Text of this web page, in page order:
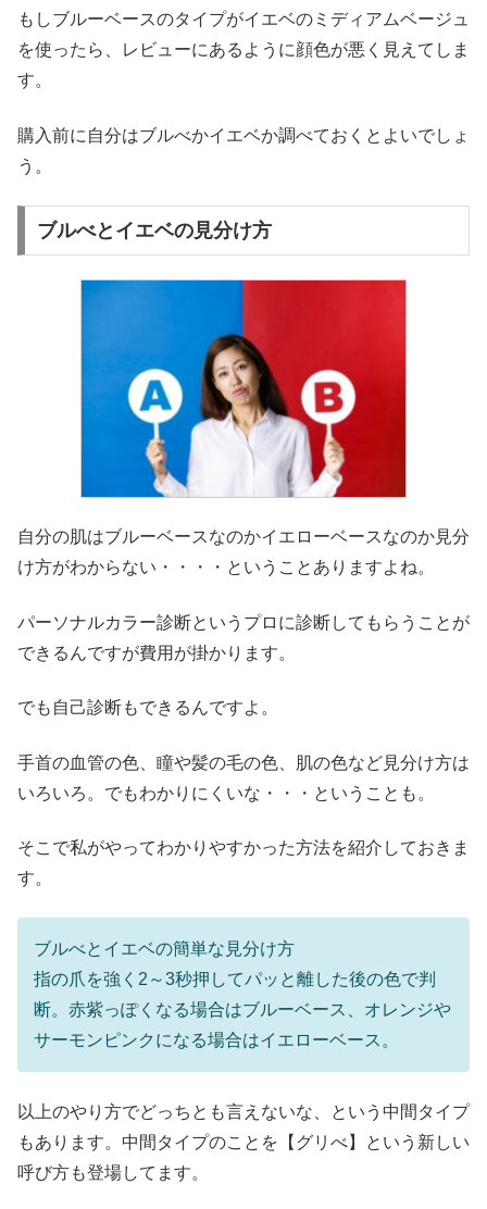
もしブルーベースのタイプがイエベのミディアムベージュ
を使ったら、レビューにあるように顔色が悪く見えてしま
す。
購入前に自分はブルべかイエベか調べておくとよいでしょ
う。
ブルべとイエベの見分け方
自分の肌はブルーベースなのかイエローベースなのか見分
け方がわからない・・・・ということありますよね。
パーソナルカラー診断というプロに診断してもらうことが
できるんですが費用が掛かります。
でも自己診断もできるんですよ。
手首の血管の色、瞳や髪の毛の色、肌の色など見分け方は
いろいろ。でもわかりにくいな・・・ということも。
そこで私がやってわかりやすかった方法を紹介しておきま
す。
ブルべとイエベの簡単な見分け方
指の爪を強く2～3秒押してパッと離した後の色で判
断。赤紫っぽくなる場合はブルーベース、オレンジや
サーモンピンクになる場合はイエローベース。
以上のやり方でどっちとも言えないな、という中間タイプ
もあります。中間タイプのことを【グリべ】という新しい
呼び方も登場してます。